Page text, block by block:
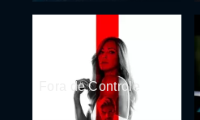
Fora de Controle